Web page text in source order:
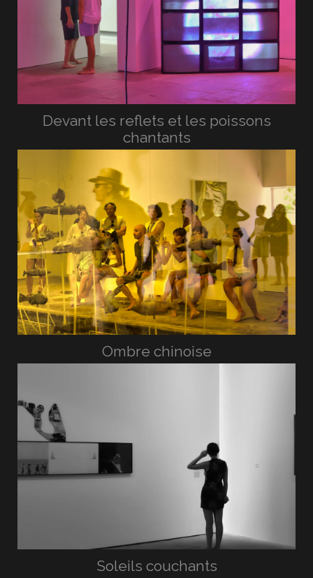
Devant les reflets et les poissons
chantants
Ombre chinoise
Soleils couchants